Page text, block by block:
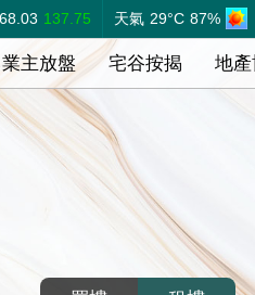
137.75 天氣 29°C 87%
業主放盤 宅谷按揭 地